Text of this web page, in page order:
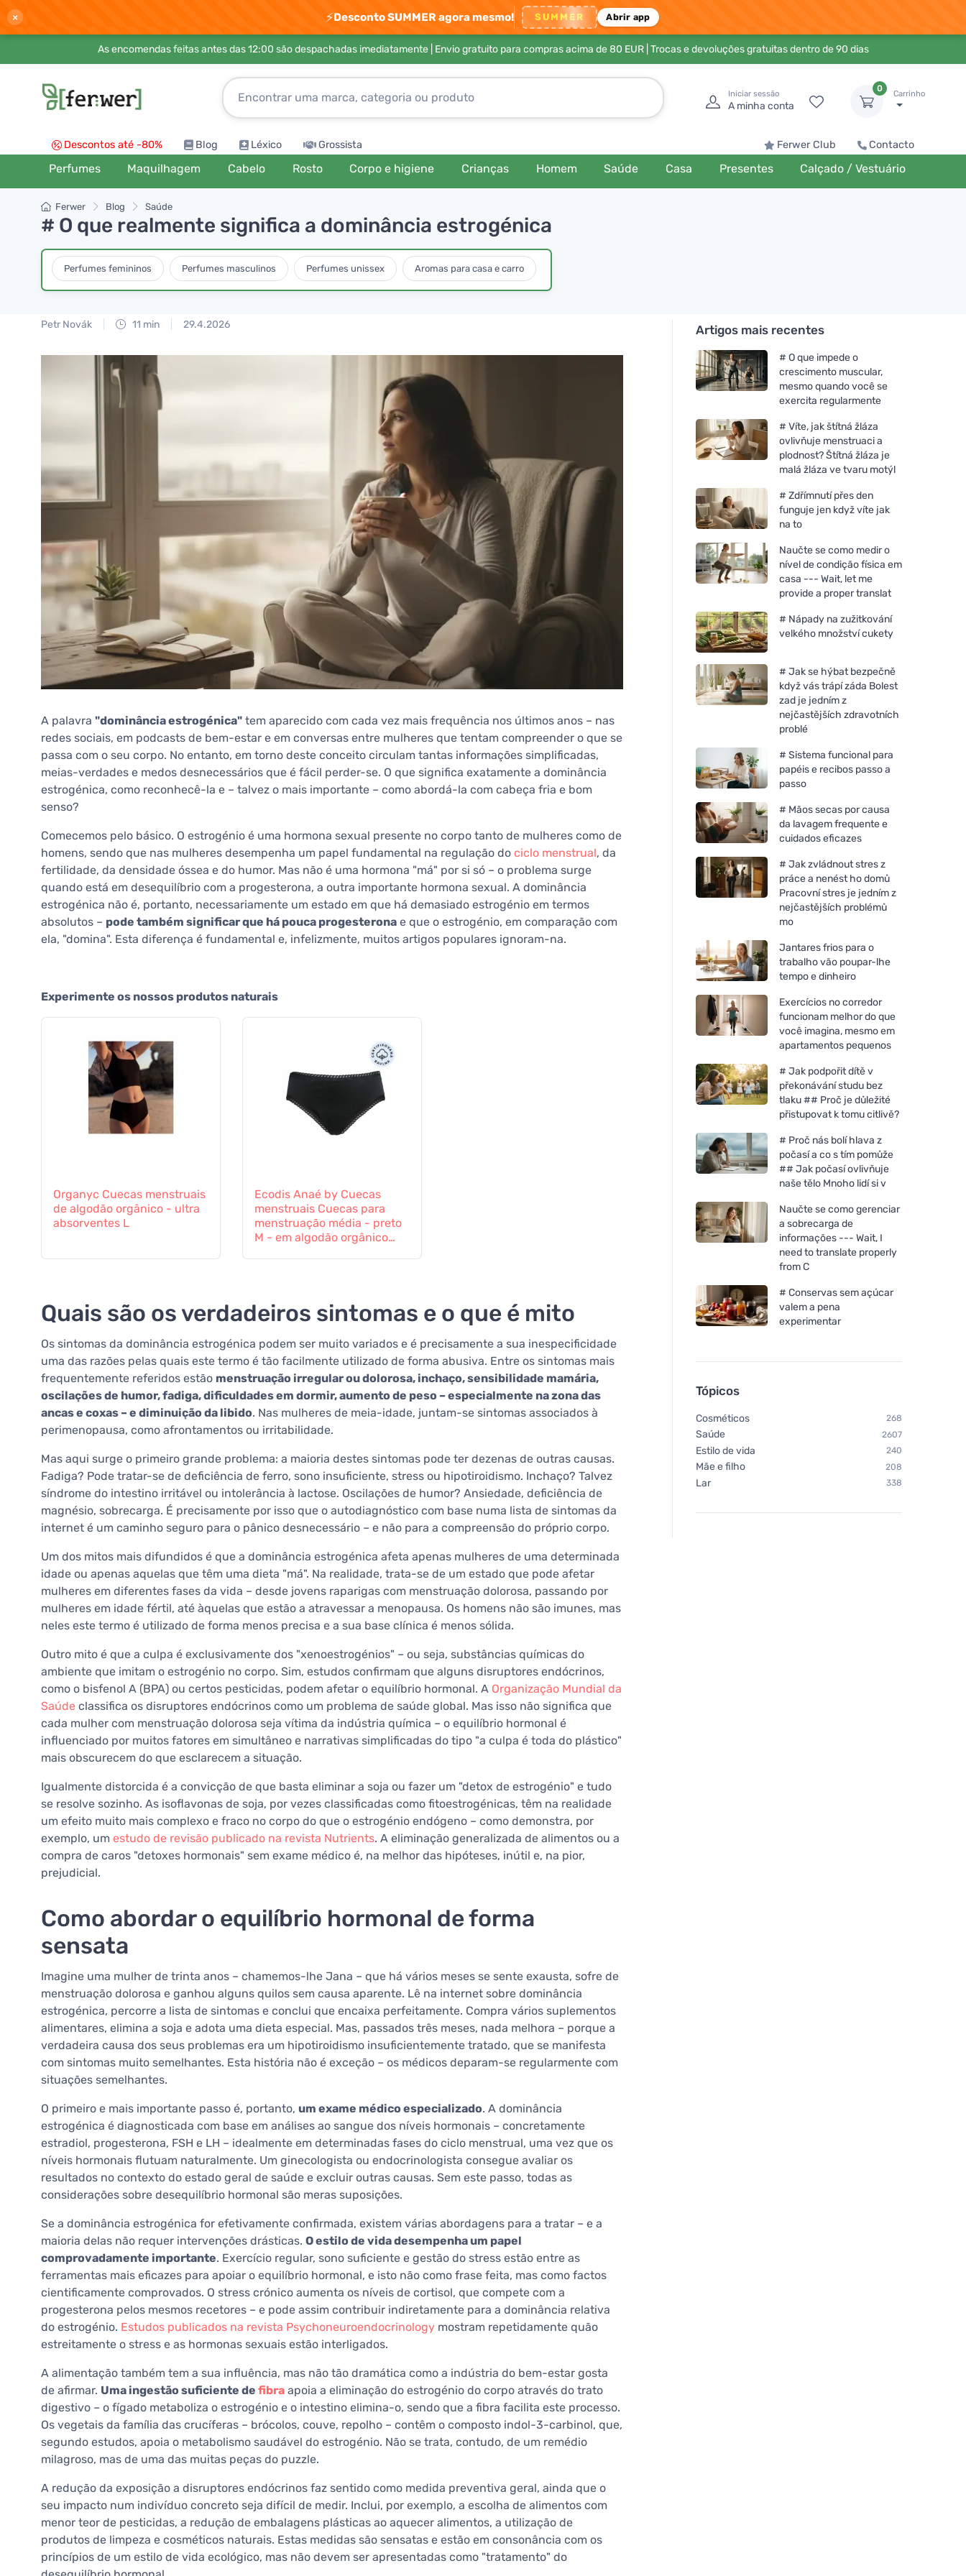
× ⚡Desconto SUMMER agora mesmo! SUMMER Abrir app
As encomendas feitas antes das 12:00 são despachadas imediatamente | Envio gratuito para compras acima de 80 EUR| Trocas e devoluções gratuitas dentro de 90 dias
Iniciar sessão
A minha conta
0
Carrinho
Descontos até -80% Blog Léxico Grossista Ferwer Club Contacto
Perfumes Maquilhagem Cabelo Rosto Corpo e higiene Crianças Homem Saúde Casa Presentes Calçado / Vestuário
Ferwer Blog Saúde
# O que realmente significa a dominância estrogénica
Perfumes femininos Perfumes masculinos Perfumes unissex Aromas para casa e carro
Petr Novák 11 min 29.4.2026
A palavra "dominância estrogénica" tem aparecido com cada vez mais frequência nos últimos anos – nas
redes sociais, em podcasts de bem-estar e em conversas entre mulheres que tentam compreender o que se
passa com o seu corpo. No entanto, em torno deste conceito circulam tantas informações simplificadas,
meias-verdades e medos desnecessários que é fácil perder-se. O que significa exatamente a dominância
estrogénica, como reconhecê-la e – talvez o mais importante – como abordá-la com cabeça fria e bom
senso?
Comecemos pelo básico. O estrogénio é uma hormona sexual presente no corpo tanto de mulheres como de
homens, sendo que nas mulheres desempenha um papel fundamental na regulação do ciclo menstrual, da
fertilidade, da densidade óssea e do humor. Mas não é uma hormona "má" por si só – o problema surge
quando está em desequilíbrio com a progesterona, a outra importante hormona sexual. A dominância
estrogénica não é, portanto, necessariamente um estado em que há demasiado estrogénio em termos
absolutos – pode também significar que há pouca progesterona e que o estrogénio, em comparação com
ela, "domina". Esta diferença é fundamental e, infelizmente, muitos artigos populares ignoram-na.
Experimente os nossos produtos naturais
Organyc Cuecas menstruais
de algodão orgânico - ultra
absorventes L
Ecodis Anaé by Cuecas
menstruais Cuecas para
menstruação média - preto
M - em algodão orgânico
Quais são os verdadeiros sintomas e o que é mito
Os sintomas da dominância estrogénica podem ser muito variados e é precisamente a sua inespecificidade
uma das razões pelas quais este termo é tão facilmente utilizado de forma abusiva. Entre os sintomas mais
frequentemente referidos estão menstruação irregular ou dolorosa, inchaço, sensibilidade mamária,
oscilações de humor, fadiga, dificuldades em dormir, aumento de peso – especialmente na zona das
ancas e coxas – e diminuição da libido. Nas mulheres de meia-idade, juntam-se sintomas associados à
perimenopausa, como afrontamentos ou irritabilidade.
Mas aqui surge o primeiro grande problema: a maioria destes sintomas pode ter dezenas de outras causas.
Fadiga? Pode tratar-se de deficiência de ferro, sono insuficiente, stress ou hipotiroidismo. Inchaço? Talvez
síndrome do intestino irritável ou intolerância à lactose. Oscilações de humor? Ansiedade, deficiência de
magnésio, sobrecarga. É precisamente por isso que o autodiagnóstico com base numa lista de sintomas da
internet é um caminho seguro para o pânico desnecessário – e não para a compreensão do próprio corpo.
Um dos mitos mais difundidos é que a dominância estrogénica afeta apenas mulheres de uma determinada
idade ou apenas aquelas que têm uma dieta "má". Na realidade, trata-se de um estado que pode afetar
mulheres em diferentes fases da vida – desde jovens raparigas com menstruação dolorosa, passando por
mulheres em idade fértil, até àquelas que estão a atravessar a menopausa. Os homens não são imunes, mas
neles este termo é utilizado de forma menos precisa e a sua base clínica é menos sólida.
Outro mito é que a culpa é exclusivamente dos "xenoestrogénios" – ou seja, substâncias químicas do
ambiente que imitam o estrogénio no corpo. Sim, estudos confirmam que alguns disruptores endócrinos,
como o bisfenol A (BPA) ou certos pesticidas, podem afetar o equilíbrio hormonal. A Organização Mundial da
Saúde classifica os disruptores endócrinos como um problema de saúde global. Mas isso não significa que
cada mulher com menstruação dolorosa seja vítima da indústria química – o equilíbrio hormonal é
influenciado por muitos fatores em simultâneo e narrativas simplificadas do tipo "a culpa é toda do plástico"
mais obscurecem do que esclarecem a situação.
Igualmente distorcida é a convicção de que basta eliminar a soja ou fazer um "detox de estrogénio" e tudo
se resolve sozinho. As isoflavonas de soja, por vezes classificadas como fitoestrogénicas, têm na realidade
um efeito muito mais complexo e fraco no corpo do que o estrogénio endógeno – como demonstra, por
exemplo, um estudo de revisão publicado na revista Nutrients. A eliminação generalizada de alimentos ou a
compra de caros "detoxes hormonais" sem exame médico é, na melhor das hipóteses, inútil e, na pior,
prejudicial.
Como abordar o equilíbrio hormonal de forma
sensata
Imagine uma mulher de trinta anos – chamemos-lhe Jana – que há vários meses se sente exausta, sofre de
menstruação dolorosa e ganhou alguns quilos sem causa aparente. Lê na internet sobre dominância
estrogénica, percorre a lista de sintomas e conclui que encaixa perfeitamente. Compra vários suplementos
alimentares, elimina a soja e adota uma dieta especial. Mas, passados três meses, nada melhora – porque a
verdadeira causa dos seus problemas era um hipotiroidismo insuficientemente tratado, que se manifesta
com sintomas muito semelhantes. Esta história não é exceção – os médicos deparam-se regularmente com
situações semelhantes.
O primeiro e mais importante passo é, portanto, um exame médico especializado. A dominância
estrogénica é diagnosticada com base em análises ao sangue dos níveis hormonais – concretamente
estradiol, progesterona, FSH e LH – idealmente em determinadas fases do ciclo menstrual, uma vez que os
níveis hormonais flutuam naturalmente. Um ginecologista ou endocrinologista consegue avaliar os
resultados no contexto do estado geral de saúde e excluir outras causas. Sem este passo, todas as
considerações sobre desequilíbrio hormonal são meras suposições.
Se a dominância estrogénica for efetivamente confirmada, existem várias abordagens para a tratar – e a
maioria delas não requer intervenções drásticas. O estilo de vida desempenha um papel
comprovadamente importante. Exercício regular, sono suficiente e gestão do stress estão entre as
ferramentas mais eficazes para apoiar o equilíbrio hormonal, e isto não como frase feita, mas como factos
cientificamente comprovados. O stress crónico aumenta os níveis de cortisol, que compete com a
progesterona pelos mesmos recetores – e pode assim contribuir indiretamente para a dominância relativa
do estrogénio. Estudos publicados na revista Psychoneuroendocrinology mostram repetidamente quão
estreitamente o stress e as hormonas sexuais estão interligados.
A alimentação também tem a sua influência, mas não tão dramática como a indústria do bem-estar gosta
de afirmar. Uma ingestão suficiente de fibra apoia a eliminação do estrogénio do corpo através do trato
digestivo – o fígado metaboliza o estrogénio e o intestino elimina-o, sendo que a fibra facilita este processo.
Os vegetais da família das crucíferas – brócolos, couve, repolho – contêm o composto indol-3-carbinol, que,
segundo estudos, apoia o metabolismo saudável do estrogénio. Não se trata, contudo, de um remédio
milagroso, mas de uma das muitas peças do puzzle.
A redução da exposição a disruptores endócrinos faz sentido como medida preventiva geral, ainda que o
seu impacto num indivíduo concreto seja difícil de medir. Inclui, por exemplo, a escolha de alimentos com
menor teor de pesticidas, a redução de embalagens plásticas ao aquecer alimentos, a utilização de
produtos de limpeza e cosméticos naturais. Estas medidas são sensatas e estão em consonância com os
princípios de um estilo de vida ecológico, mas não devem ser apresentadas como "tratamento" do
Artigos mais recentes
# O que impede o
crescimento muscular,
mesmo quando você se
exercita regularmente
# Víte, jak štítná žláza
ovlivňuje menstruaci a
plodnost? Štítná žláza je
malá žláza ve tvaru motýl
# Zdřímnutí přes den
funguje jen když víte jak
na to
Naučte se como medir o
nível de condição física em
casa --- Wait, let me
provide a proper translat
# Nápady na zužitkování
velkého množství cukety
# Jak se hýbat bezpečně
když vás trápí záda Bolest
zad je jedním z
nejčastějších zdravotních
problé
# Sistema funcional para
papéis e recibos passo a
passo
# Mãos secas por causa
da lavagem frequente e
cuidados eficazes
# Jak zvládnout stres z
práce a nenést ho domů
Pracovní stres je jedním z
nejčastějších problémů
mo
Jantares frios para o
trabalho vão poupar-lhe
tempo e dinheiro
Exercícios no corredor
funcionam melhor do que
você imagina, mesmo em
apartamentos pequenos
# Jak podpořit dítě v
překonávání studu bez
tlaku ## Proč je důležité
přistupovat k tomu citlivě?
# Proč nás bolí hlava z
počasí a co s tím pomůže
## Jak počasí ovlivňuje
naše tělo Mnoho lidí si v
Naučte se como gerenciar
a sobrecarga de
informações --- Wait, I
need to translate properly
from C
# Conservas sem açúcar
valem a pena
experimentar
Tópicos
Cosméticos 268
Saúde 2607
Estilo de vida 240
Mãe e filho 208
Lar 338